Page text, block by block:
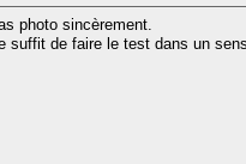
photo sincèrement.
suffit de faire le test dans un